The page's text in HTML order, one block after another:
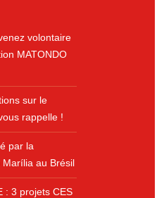
volontaire
MATONDO
sur le
rappelle !
par la
au Brésil
: 3 projets CES